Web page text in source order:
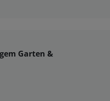
Garten &